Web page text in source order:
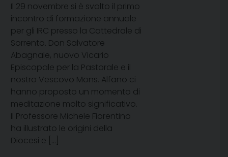
Il 29 novembre si è svolto il primo
incontro di formazione annuale
per gli IRC presso la Cattedrale di
Sorrento. Don Salvatore
Abagnale, nuovo Vicario
Episcopale per la Pastorale e il
nostro Vescovo Mons. Alfano ci
hanno proposto un momento di
meditazione molto significativo.
Il Professore Michele Fiorentino
ha illustrato le origini della
Diocesi e […]